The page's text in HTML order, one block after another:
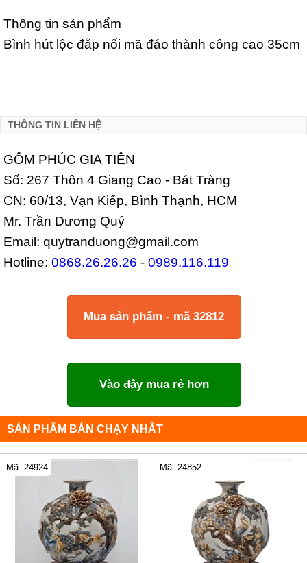
Thông tin sản phẩm
Bình hút lộc đắp nổi mã đáo thành công cao 35cm
THÔNG TIN LIÊN HỆ
GỐM PHÚC GIA TIÊN
Số: 267 Thôn 4 Giang Cao - Bát Tràng
CN: 60/13, Vạn Kiếp, Bình Thạnh, HCM
Mr. Trần Dương Quý
Email: quytranduong@gmail.com
Hotline: 0868.26.26.26 - 0989.116.119
Mua sản phẩm - mã 32812
Vào đây mua rẻ hơn
SẢN PHẨM BÁN CHẠY NHẤT
Mã: 24924 Mã: 24852